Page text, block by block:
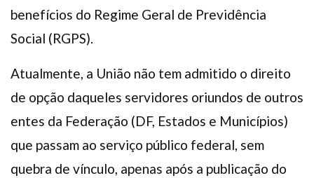
benefícios do Regime Geral de Previdência
Social (RGPS).
Atualmente, a União não tem admitido o direito
de opção daqueles servidores oriundos de outros
entes da Federação (DF, Estados e Municípios)
que passam ao serviço público federal, sem
quebra de vínculo, apenas após a publicação do